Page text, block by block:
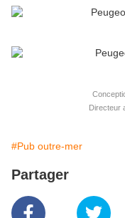
Directeur
#Pub outre-mer
Partager